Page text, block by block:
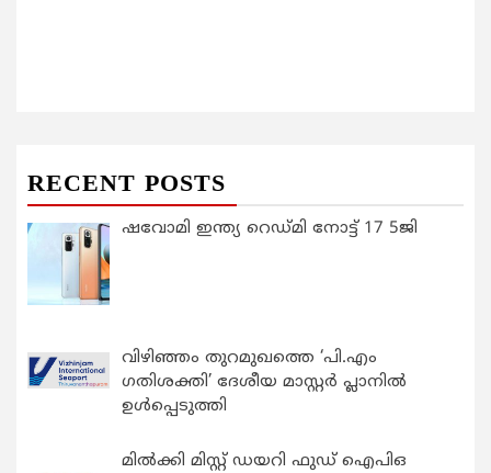
RECENT POSTS
ഷവോമി ഇന്ത്യ റെഡ്മി നോട്ട് 17 5ജി
വിഴിഞ്ഞം തുറമുഖത്തെ ‘പി.എം
ഗതിശക്തി’ ദേശീയ മാസ്റ്റർ പ്ലാനിൽ
ഉൾപ്പെടുത്തി
മിൽക്കി മിസ്റ്റ് ഡയറി ഫുഡ് ഐപിഒ